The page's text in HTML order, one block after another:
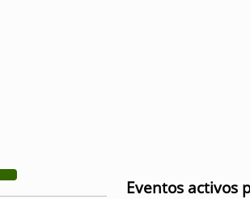
Eventos activos